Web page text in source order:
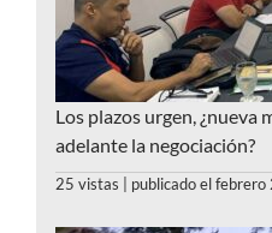
Los plazos urgen, ¿nueva
adelante la negociación?
25 vistas publicado el